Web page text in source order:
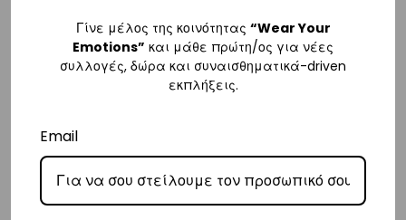
– Τα έξοδα αποστολής για όλο την Ευρώπη είναι στα €25.
– Η Η συνεργαζόμενη εταιρεία ταχυμεταφορών,
– Οι χρόνοι παράδοσης κυμαίνονται συνήθως από 3-8 εργάσιμες
ημέρες.
Διεθνή
Γίνε μέλος της κοινότητας “Wear Your
Emotions” και μάθε πρώτη/ος για νέες
συλλογές, δώρα και συναισθηματικά-driven
εκπλήξεις.
Email